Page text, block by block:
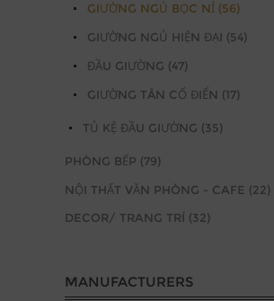
GIƯỜNG NGỦ BỌC NỈ (56)
GIƯỜNG NGỦ HIỆN ĐẠI (54)
ĐẦU GIƯỜNG (47)
GIƯỜNG TÂN CỔ ĐIỂN (17)
TỦ KỆ ĐẦU GIƯỜNG (35)
PHÒNG BẾP (79)
NỘI THẤT VĂN PHÒNG - CAFE (22)
DECOR/ TRANG TRÍ (32)
MANUFACTURERS